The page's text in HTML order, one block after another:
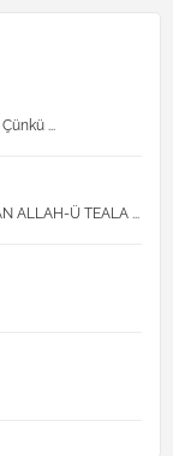
...
ALLAH-Ü TEALA ...